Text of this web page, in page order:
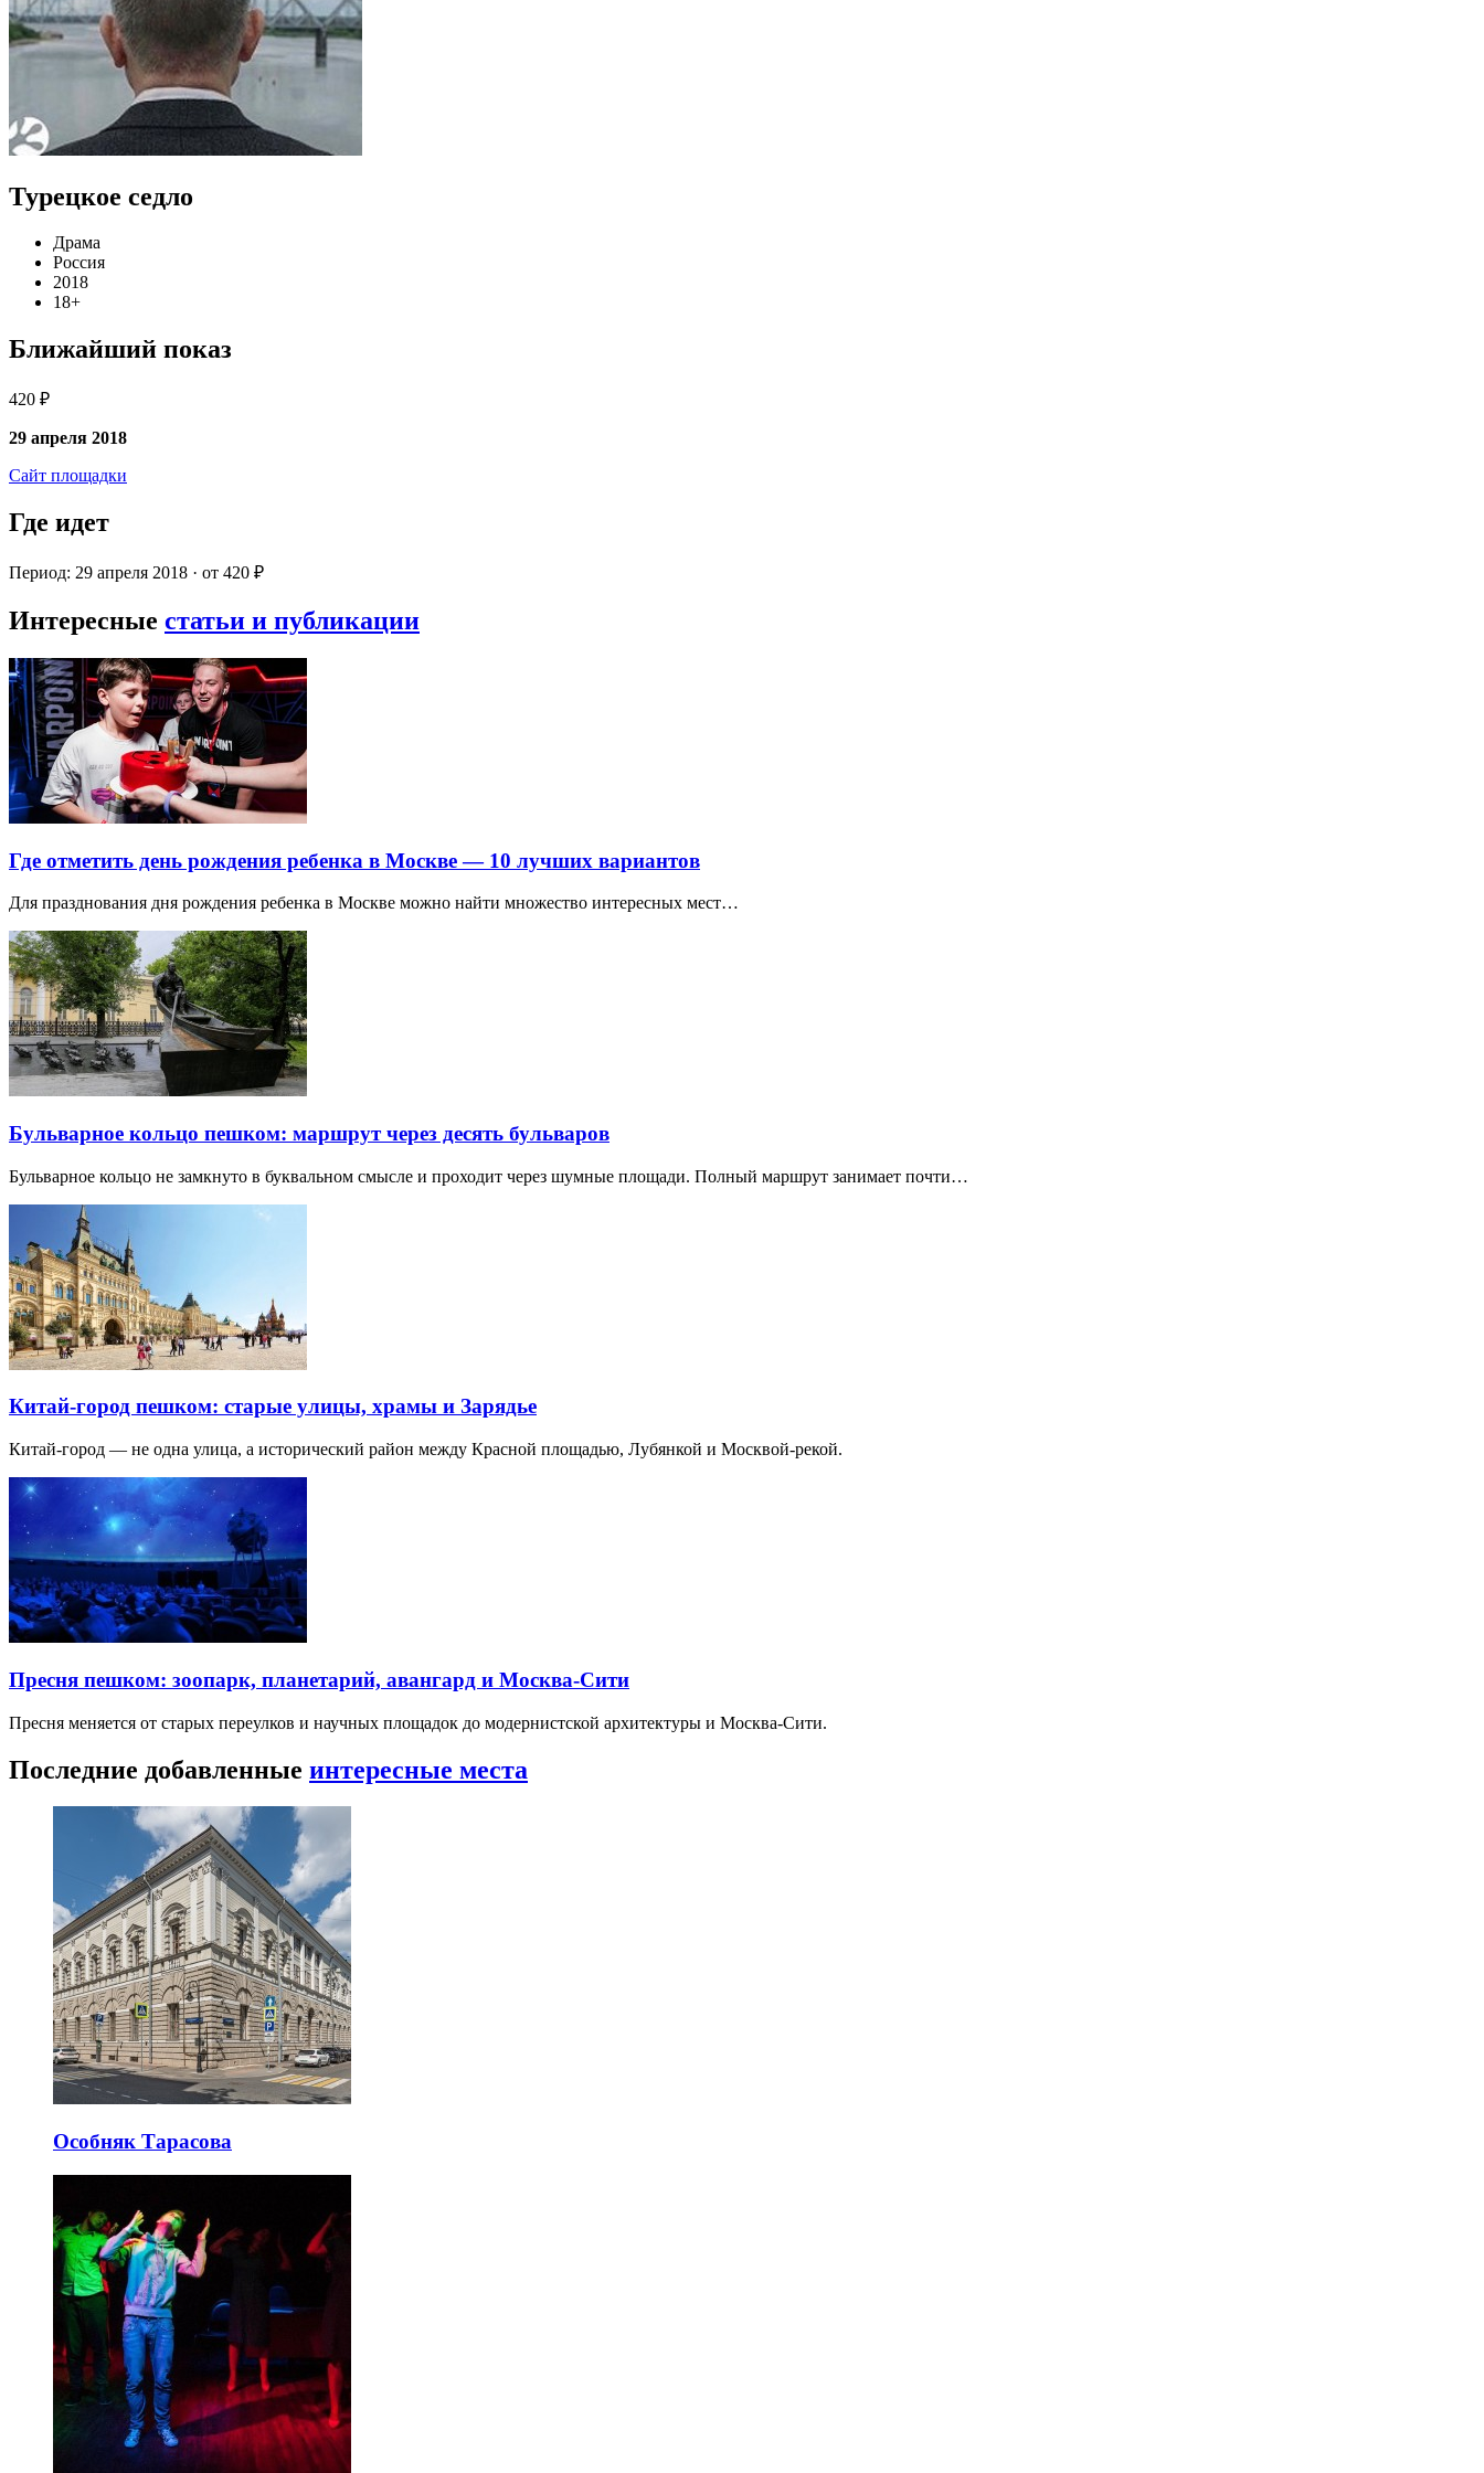
Турецкое седло
Драма
Россия
2018
18+
Ближайший показ
420 ₽
29 апреля 2018
Сайт площадки
Где идет
Период: 29 апреля 2018 · от 420 ₽
Интересные статьи и публикации
Где отметить день рождения ребенка в Москве — 10 лучших вариантов
Для празднования дня рождения ребенка в Москве можно найти множество интересных мест…
Бульварное кольцо пешком: маршрут через десять бульваров
Бульварное кольцо не замкнуто в буквальном смысле и проходит через шумные площади. Полный маршрут занимает почти…
Китай-город пешком: старые улицы, храмы и Зарядье
Китай-город — не одна улица, а исторический район между Красной площадью, Лубянкой и Москвой-рекой.
Пресня пешком: зоопарк, планетарий, авангард и Москва-Сити
Пресня меняется от старых переулков и научных площадок до модернистской архитектуры и Москва-Сити.
Последние добавленные интересные места
Особняк Тарасова